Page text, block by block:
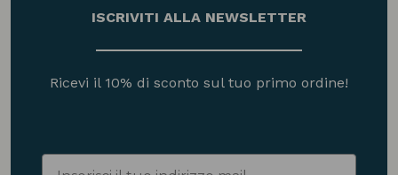
ISCRIVITI ALLA NEWSLETTER
Ricevi il 10% di sconto sul tuo primo ordine!